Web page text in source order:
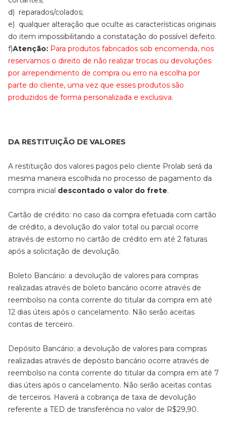
d) reparados/colados;
e) qualquer alteração que oculte as características originais
do item impossibilitando a constatação do possível defeito.
f)Atenção: Para produtos fabricados sob encomenda, nos
reservamos o direito de não realizar trocas ou devoluções
por arrependimento de compra ou erro na escolha por
parte do cliente, uma vez que esses produtos são
produzidos de forma personalizada e exclusiva.
DA RESTITUIÇÃO DE VALORES
A restituição dos valores pagos pelo cliente Prolab será da
mesma maneira escolhida no processo de pagamento da
compra inicial descontado o valor do frete.
Cartão de crédito: no caso da compra efetuada com cartão
de crédito, a devolução do valor total ou parcial ocorre
através de estorno no cartão de crédito em até 2 faturas
após a solicitação de devolução.
Boleto Bancário: a devolução de valores para compras
realizadas através de boleto bancário ocorre através de
reembolso na conta corrente do titular da compra em até
12 dias úteis após o cancelamento. Não serão aceitas
contas de terceiro.
Depósito Bancário: a devolução de valores para compras
realizadas através de depósito bancário ocorre através de
reembolso na conta corrente do titular da compra em até 7
dias úteis após o cancelamento. Não serão aceitas contas
de terceiros. Haverá a cobrança de taxa de devolução
referente a TED de transferência no valor de R$29,90.